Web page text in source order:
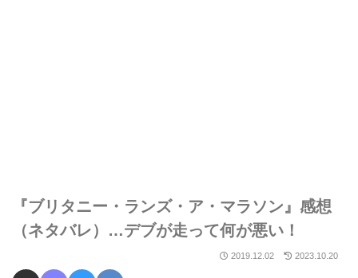
『ブリタニー・ランズ・ア・マラソン』感想
（ネタバレ）…デブが走って何が悪い！
2019.12.02 2023.10.20